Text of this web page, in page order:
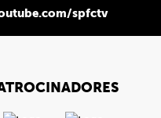
spfctv